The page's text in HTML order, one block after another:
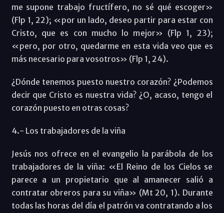
me supone trabajo fructífero, no sé qué escoger»
(Flp 1, 22); «por un lado, deseo partir para estar con
Cristo, que es con mucho lo mejor» (Flp 1, 23);
«pero, por otro, quedarme en esta vida veo que es
más necesario para vosotros» (Flp 1, 24).
¿Dónde tenemos puesto nuestro corazón? ¿Podemos
decir que Cristo es nuestra vida? ¿O, acaso, tengo el
corazón puesto en otras cosas?
4.- Los trabajadores de la viña
Jesús nos ofrece en el evangelio la parábola de los
trabajadores de la viña: «El Reino de los Cielos se
parece a un propietario que al amanecer salió a
contratar obreros para su viña» (Mt 20, 1). Durante
todas las horas del día el patrón va contratando a los